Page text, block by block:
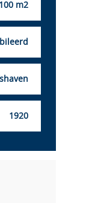
100 m2
1920